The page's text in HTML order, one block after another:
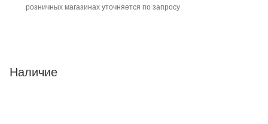
розничных магазинах уточняется по запросу
Наличие